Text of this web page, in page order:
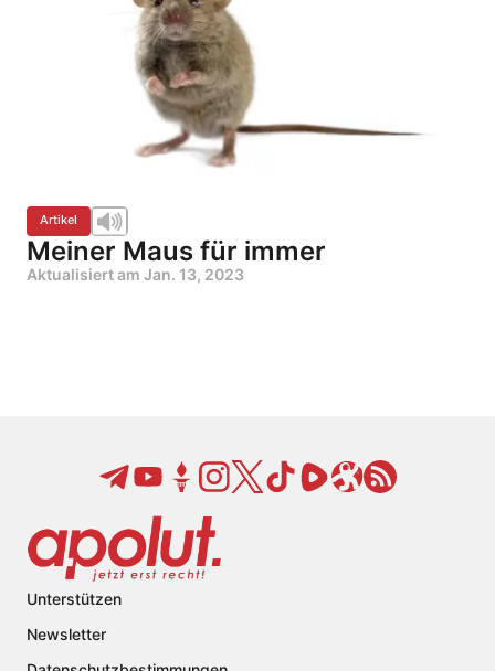
Artikel
Meiner Maus für immer
Aktualisiert am Jan. 13, 2023
Unterstützen
Newsletter